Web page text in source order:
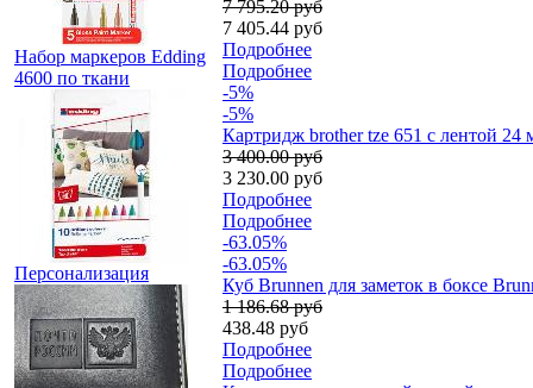
Набор маркеров Edding
4600 по ткани
Персонализация
7 795.20 руб
7 405.44 руб
Подробнее
Подробнее
-5%
-5%
Картридж brother tze 651 с лентой
3 400.00 руб
3 230.00 руб
Подробнее
Подробнее
-63.05%
-63.05%
Куб Brunnen для заметок в боксе
1 186.68 руб
438.48 руб
Подробнее
Подробнее